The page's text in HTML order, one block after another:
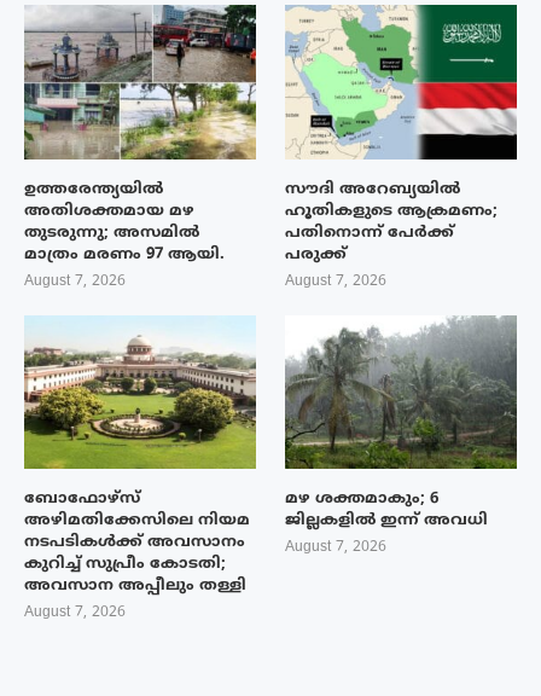
ഉത്തരേന്ത്യയിൽ
അതിശക്തമായ മഴ
തുടരുന്നു; അസമിൽ
മാത്രം മരണം 97 ആയി.
August 7, 2026
സൗദി അറേബ്യയിൽ
ഹൂതികളുടെ ആക്രമണം;
പതിനൊന്ന് പേർക്ക്
പരുക്ക്
August 7, 2026
ബോഫോഴ്‌സ്
അഴിമതിക്കേസിലെ നിയമ
നടപടികൾക്ക് അവസാനം
കുറിച്ച് സുപ്രീം കോടതി;
അവസാന അപ്പീലും തള്ളി
August 7, 2026
മഴ ശക്തമാകും; 6
ജില്ലകളിൽ ഇന്ന് അവധി
August 7, 2026